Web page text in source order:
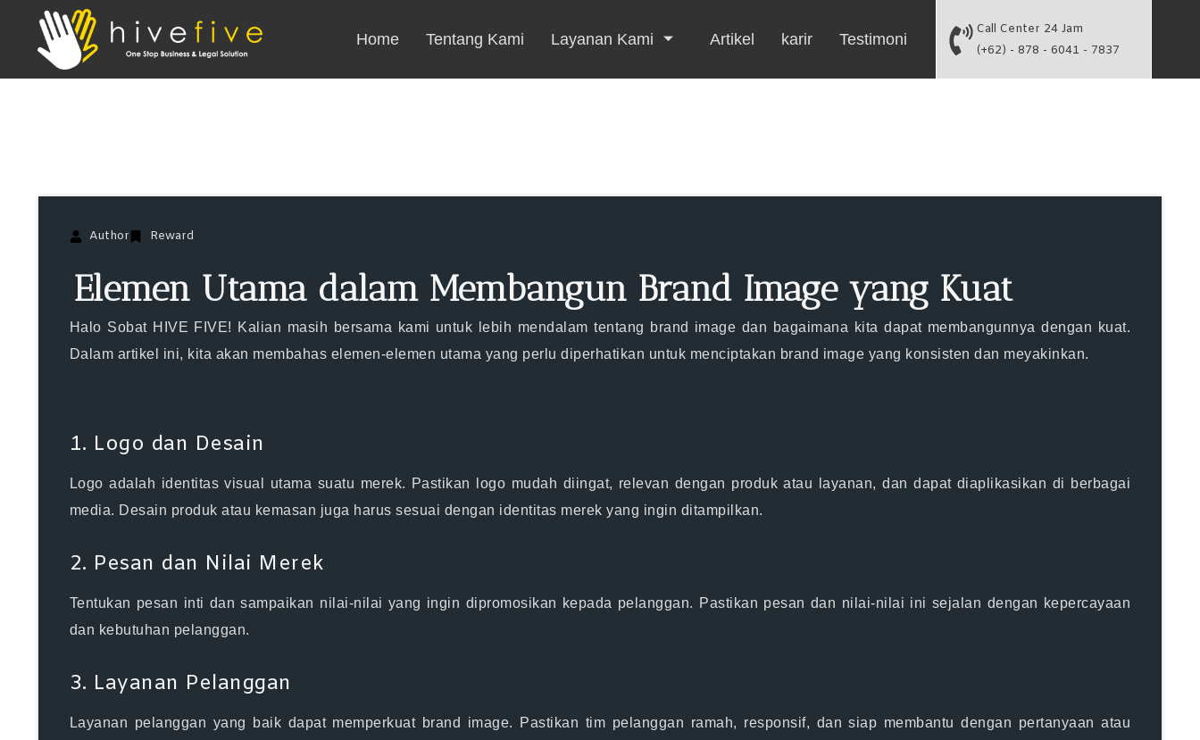
Home Tentang Kami Layanan Kami Artikel karir Testimoni
Call Center 24 Jam
(+62) - 878 - 6041 - 7837
Author Reward
Elemen Utama dalam Membangun Brand Image yang Kuat
Halo Sobat HIVE FIVE! Kalian masih bersama kami untuk lebih mendalam tentang brand image dan bagaimana kita dapat membangunnya dengan kuat.
Dalam artikel ini, kita akan membahas elemen-elemen utama yang perlu diperhatikan untuk menciptakan brand image yang konsisten dan meyakinkan.
1. Logo dan Desain
Logo adalah identitas visual utama suatu merek. Pastikan logo mudah diingat, relevan dengan produk atau layanan, dan dapat diaplikasikan di berbagai
media. Desain produk atau kemasan juga harus sesuai dengan identitas merek yang ingin ditampilkan.
2. Pesan dan Nilai Merek
Tentukan pesan inti dan sampaikan nilai-nilai yang ingin dipromosikan kepada pelanggan. Pastikan pesan dan nilai-nilai ini sejalan dengan kepercayaan
dan kebutuhan pelanggan.
3. Layanan Pelanggan
Layanan pelanggan yang baik dapat memperkuat brand image. Pastikan tim pelanggan ramah, responsif, dan siap membantu dengan pertanyaan atau